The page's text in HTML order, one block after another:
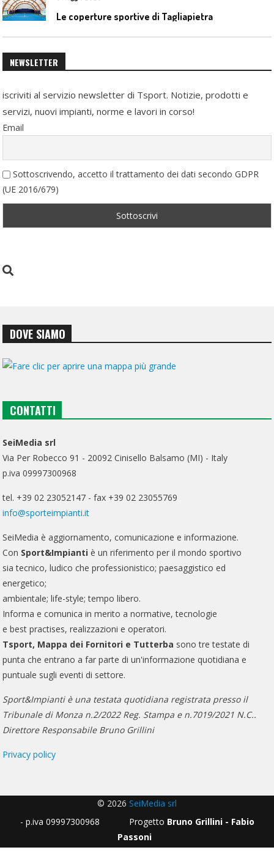
Le coperture sportive di Tagliapietra
NEWSLETTER
iscriviti al servizio newsletter di Tsport. Notizie, prodotti e
servizi, nuovi impianti, norme e lavori in corso!
Email
Sottoscrivendo, accetto il trattamento dei dati secondo GDPR
(UE 2016/679)
DOVE SIAMO
CONTATTI
SeiMedia srl
Via Per Robecco 91 - 20092 Cinisello Balsamo (MI) - Italy
p.iva 09997300968
tel. +39 02 23052147 - fax +39 02 23055769
info@sporteimpianti.it
SeiMedia è aggiornamento, comunicazione e informazione.
Con Sport&Impianti è un riferimento per il mondo sportivo
sia tecnico, ludico che professionistico; paesaggistico ed
energetico;
ambientale; life-style; tempo libero.
Informa e comunica in merito a normative, tecnologie
e best practises, realizzazioni e operatori.
Tsport, Mappa dei Fornitori e Tutterba sono tre testate di
punta che entrano a far parte di un'informazione quotidiana e
puntuale sugli eventi di settore.
Sport&Impianti è una testata quotidiana registrata presso il
Tribunale di Monza n.2/2022 Reg. Stampa e n.7019/2021 N.C..
Direttore Responsabile Bruno Grillini
Privacy policy
© 2026 SeiMedia srl
- p.iva 09997300968 Progetto Bruno Grillini - Fabio
Passoni